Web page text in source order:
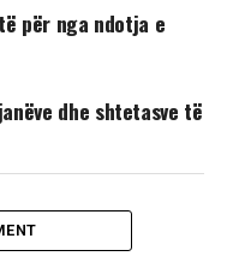
për nga ndotja e
dhe shtetasve të